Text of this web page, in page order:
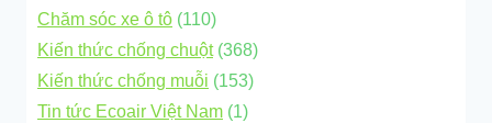
Chăm sóc xe ô tô (110)
Kiến thức chống chuột(368)
Kiến thức chống muỗi (153)
Tin tức Ecoair Việt Nam (1)